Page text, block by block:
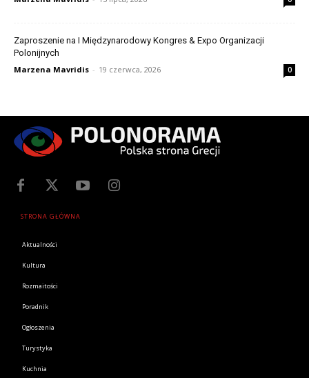
Zaproszenie na I Międzynarodowy Kongres & Expo Organizacji
Polonijnych
Marzena Mavridis - 19 czerwca, 2026 0
STRONA GŁÓWNA
Aktualności
Kultura
Rozmaitości
Poradnik
Ogłoszenia
Turystyka
Kuchnia